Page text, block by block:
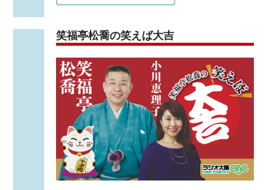
笑福亭松喬の笑えば大吉